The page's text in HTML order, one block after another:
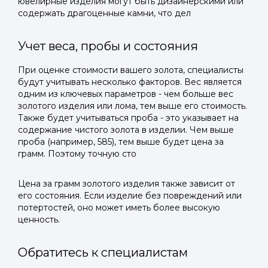
содержать драгоценные камни, что дел
Учет веса, пробы и состояния
При оценке стоимости вашего золота, специалисты
будут учитывать несколько факторов. Вес является
одним из ключевых параметров - чем больше вес
золотого изделия или лома, тем выше его стоимость.
Также будет учитываться проба - это указывает на
содержание чистого золота в изделии. Чем выше
проба (например, 585), тем выше будет цена за
грамм. Поэтому точную сто
Цена за грамм золотого изделия также зависит от
его состояния. Если изделие без повреждений или
потертостей, оно может иметь более высокую
ценность.
Обратитесь к специалистам